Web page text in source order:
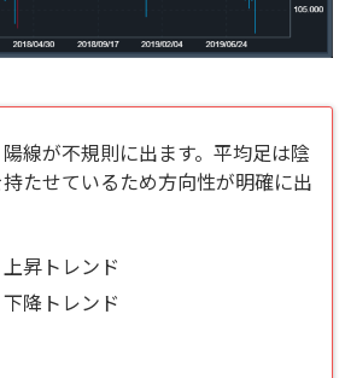
線が不規則に出ます。平均足は陰
たせているため方向性が明確に出
昇トレンド
降トレンド